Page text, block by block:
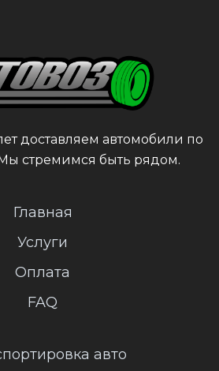
доставляем автомобили по
стремимся быть рядом.
Главная
Услуги
Оплата
FAQ
авто